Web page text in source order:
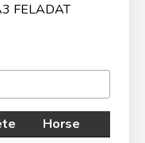
FELADAT
Horse